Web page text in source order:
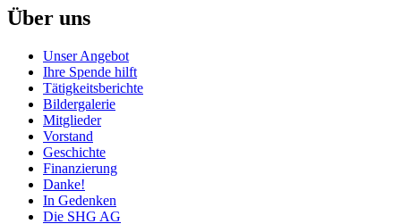
Über uns
Unser Angebot
Ihre Spende hilft
Tätigkeitsberichte
Bildergalerie
Mitglieder
Vorstand
Geschichte
Finanzierung
Danke!
In Gedenken
Die SHG AG